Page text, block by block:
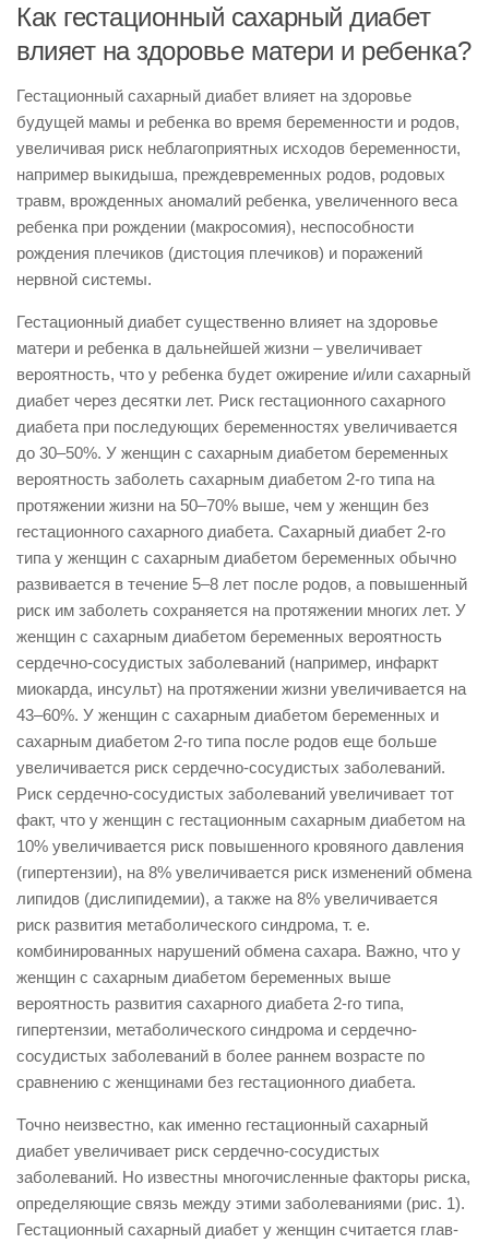
Как гестационный сахарный диабет
влияет на здоровье матери и ребенка?
Гестационный сахарный диабет влияет на здоровье
будущей мамы и ребенка во время беременности и родов,
увеличивая риск неблагоприятных исходов беременности,
например выкидыша, преждевременных родов, родовых
травм, врожденных аномалий ребенка, увеличенного веса
ребенка при рождении (макросомия), неспособности
рождения плечиков (дистоция плечиков) и поражений
нервной системы.
Гестационный диабет существенно влияет на здоровье
матери и ребенка в дальнейшей жизни – увеличивает
вероятность, что у ребенка будет ожирение и/или сахарный
диабет через десятки лет. Риск гестационного сахарного
диабета при последующих беременностях увеличивается
до 30–50%. У женщин с сахарным диабетом беременных
вероятность заболеть сахарным диабетом 2-го типа на
протяжении жизни на 50–70% выше, чем у женщин без
гестационного сахарного диабета. Сахарный диабет 2-го
типа у женщин с сахарным диабетом беременных обычно
развивается в течение 5–8 лет после родов, а повышенный
риск им заболеть сохраняется на протяжении многих лет. У
женщин с сахарным диабетом беременных вероятность
сердечно-сосудистых заболеваний (например, инфаркт
миокарда, инсульт) на протяжении жизни увеличивается на
43–60%. У женщин с сахарным диабетом беременных и
сахарным диабетом 2-го типа после родов еще больше
увеличивается риск сердечно-сосудистых заболеваний.
Риск сердечно-сосудистых заболеваний увеличивает тот
факт, что у женщин с гестационным сахарным диабетом на
10% увеличивается риск повышенного кровяного давления
(гипертензии), на 8% увеличивается риск изменений обмена
липидов (дислипидемии), а также на 8% увеличивается
риск развития метаболического синдрома, т. е.
комбинированных нарушений обмена сахара. Важно, что у
женщин с сахарным диабетом беременных выше
вероятность развития сахарного диабета 2-го типа,
гипертензии, метаболического синдрома и сердечно-
сосудистых заболеваний в более раннем возрасте по
сравнению с женщинами без гестационного диабета.
Точно неизвестно, как именно гестационный сахарный
диабет увеличивает риск сердечно-сосудис­тых
заболеваний. Но известны мно­го­численные факторы риска,
опре­деляющие связь между этими забо­ле­ваниями (рис. 1).
Гестационный сахар­ный диабет у женщин считается глав­